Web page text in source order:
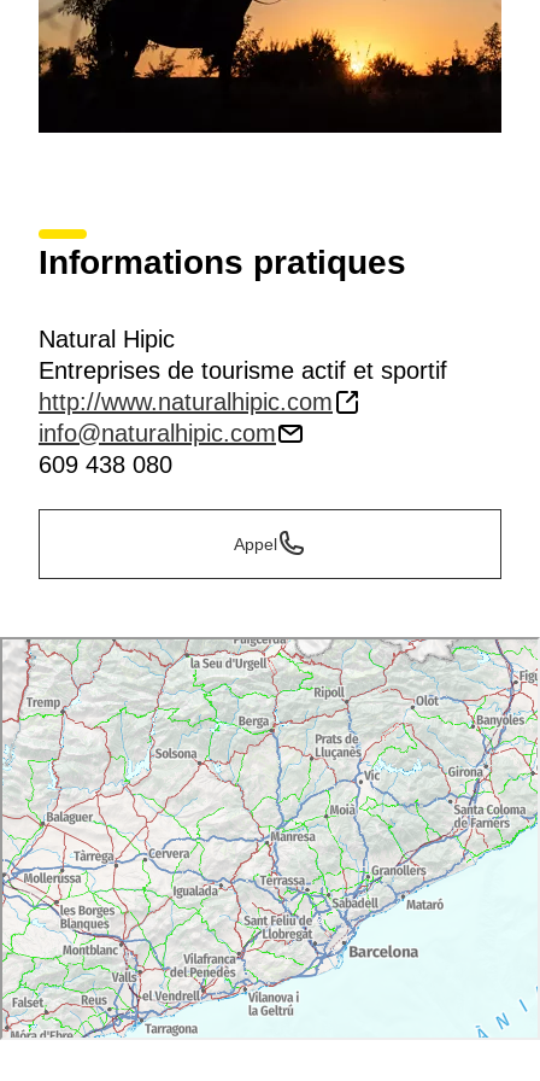
Informations pratiques
Natural Hipic
Entreprises de tourisme actif et sportif
http://www.naturalhipic.com
info@naturalhipic.com
609 438 080
Appel